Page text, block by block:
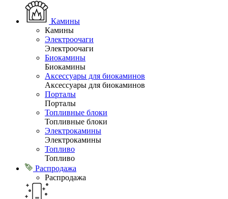
Камины
Камины
Электроочаги
Электроочаги
Биокамины
Биокамины
Аксессуары для биокаминов
Аксессуары для биокаминов
Порталы
Порталы
Топливные блоки
Топливные блоки
Электрокамины
Электрокамины
Топливо
Топливо
Распродажа
Распродажа